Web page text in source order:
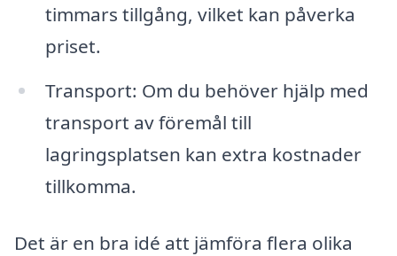
timmars tillgång, vilket kan påverka
priset.
Transport: Om du behöver hjälp med
transport av föremål till
lagringsplatsen kan extra kostnader
tillkomma.
Det är en bra idé att jämföra flera olika